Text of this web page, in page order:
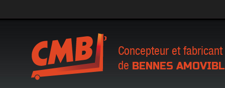
Concepteur et fabricant
de BENNES